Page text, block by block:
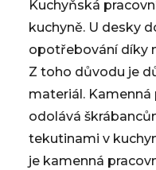
Kuchyňská
kuchyně. U desky
opotřebování díky
Z toho důvodu je
materiál.
odolává
tekutinami v
je kamenná